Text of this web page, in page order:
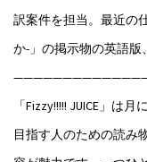
訳案件を担当。最近の
か-」の掲示物の英語版
「Fizzy!!!!! JUICE」は
目指す人のための読み